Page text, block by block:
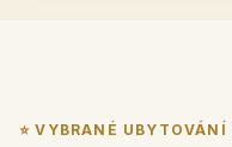
⭐ VYBRANÉ UBYTOVÁNÍ